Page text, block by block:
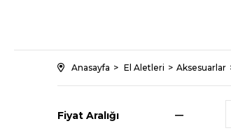
Anasayfa El Aletleri Aksesuarlar
Fiyat Aralığı